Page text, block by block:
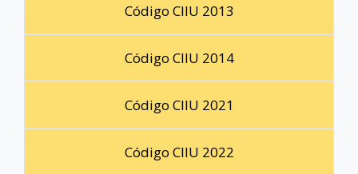
Código CIIU 2013
Código CIIU 2014
Código CIIU 2021
Código CIIU 2022